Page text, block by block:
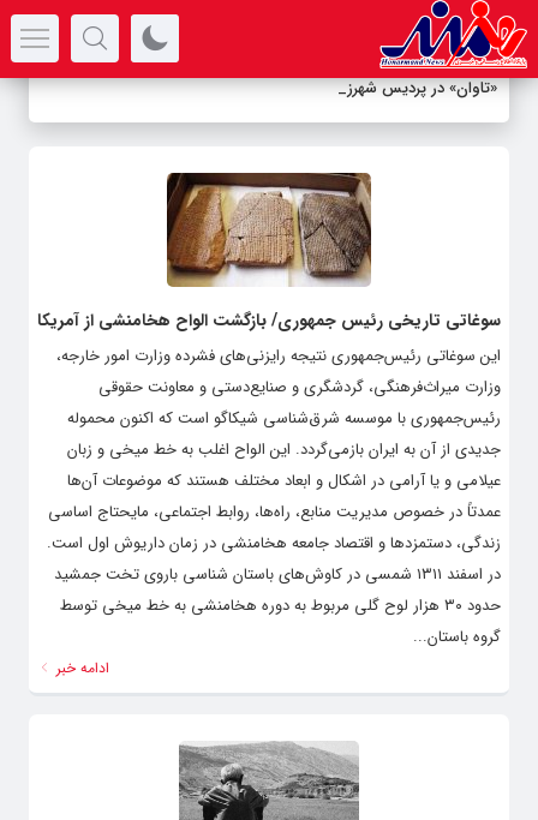
«تاوان» در پردیس شهرزاد نقد_
سوغاتی تاریخی رئیس جمهوری/ بازگشت الواح هخامنشی از آمریکا
این سوغاتی رئیس‌جمهوری نتیجه رایزنی‌های فشرده وزارت امور خارجه،
وزارت میراث‌فرهنگی، گردشگری و صنایع‌دستی و معاونت حقوقی
رئیس‌جمهوری با موسسه شرق‌شناسی شیکاگو است که اکنون محموله
جدیدی از آن به ایران بازمی‌گردد. این الواح اغلب به خط میخی و زبان
عیلامی و یا آرامی در اشکال و ابعاد مختلف هستند که موضوعات آن‌ها
عمدتاً در خصوص مدیریت منابع، راه‌ها، روابط اجتماعی، مایحتاج اساسی
زندگی، دستمزدها و اقتصاد جامعه هخامنشی در زمان داریوش اول است.
در اسفند ۱۳۱۱ شمسی در کاوش‌های باستان شناسی باروی تخت جمشید
حدود ۳۰ هزار لوح گلی مربوط به دوره هخامنشی به خط میخی توسط
گروه باستان...
ادامه خبر